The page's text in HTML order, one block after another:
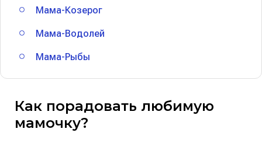
Мама-Козерог
Мама-Водолей
Мама-Рыбы
Как порадовать любимую
мамочку?